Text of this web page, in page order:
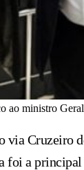
ao ministro
Cruzeiro
a